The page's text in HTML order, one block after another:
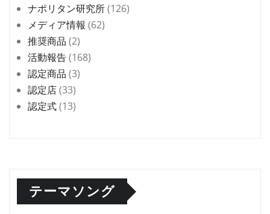
ナポリタン研究所(126)
メディア情報 (62)
推奨商品 (2)
活動報告(168)
認定商品 (3)
認定店(33)
認定式(13)
テーマソング